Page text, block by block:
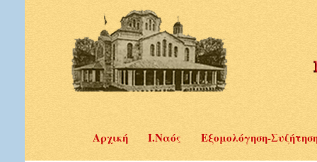
Αρχική Ι.Ναός Εξομολόγηση-